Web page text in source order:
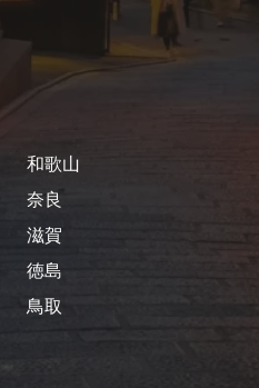
和歌山
奈良
滋賀
徳島
鳥取